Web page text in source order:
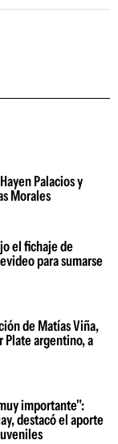
Palacios y
Morales
el fichaje de
para sumarse
de Matías Viña,
Plate argentino, a
importante":
destacó el aporte